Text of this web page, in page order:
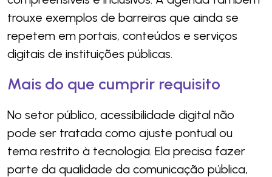
trouxe exemplos de barreiras que ainda se
repetem em portais, conteúdos e serviços
digitais de instituições públicas.
Mais do que cumprir requisito
No setor público, acessibilidade digital não
pode ser tratada como ajuste pontual ou
tema restrito à tecnologia. Ela precisa fazer
parte da qualidade da comunicação pública,